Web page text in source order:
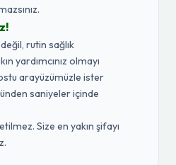
rutin sağlık
yardımcınız olmayı
arayüzümüzle ister
saniyeler içinde
Size en yakın şifayı